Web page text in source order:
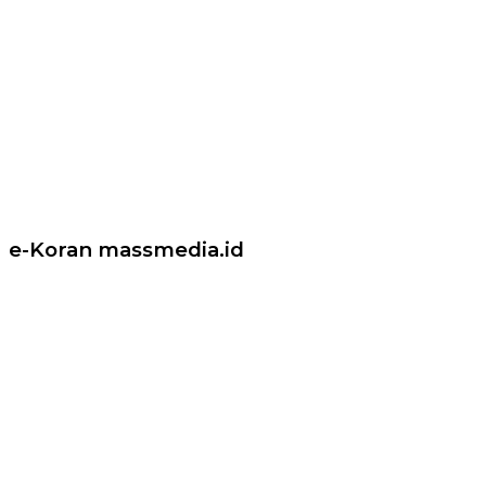
e-Koran massmedia.id